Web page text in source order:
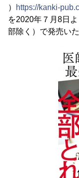
）
https://kanki-
を2020年７月8日
部除く）で発売いた